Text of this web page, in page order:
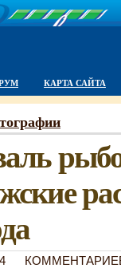
КАРТА САЙТА